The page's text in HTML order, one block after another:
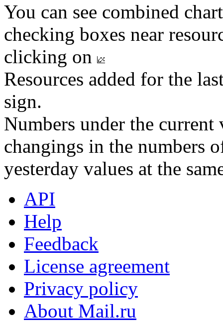
You can see combined
checking boxes near
clicking on
Resources added for the
sign.
Numbers under the
changings in the numbers
yesterday values at the
API
Help
Feedback
License agreement
Privacy policy
About Mail.ru